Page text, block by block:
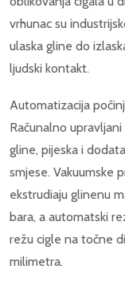
vrhunac su
ulaska gline do
ljudski kontakt.
Automatizacija
Računalno
gline, pijeska i
smjese. Vakuumske
ekstrudiaju glinenu
bara, a automatski
režu cigle na točne
milimetra.